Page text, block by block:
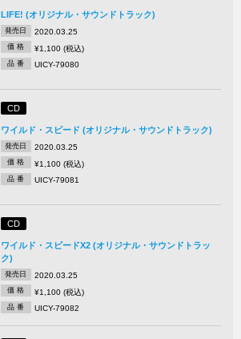
LIFE! (オリジナル・サウンドトラック)
発売日 2020.03.25
価 格 ¥1,100 (税込)
品 番 UICY-79080
CD
ワイルド・スピード (オリジナル・サウンドトラック)
発売日 2020.03.25
価 格 ¥1,100 (税込)
品 番 UICY-79081
CD
ワイルド・スピードX2 (オリジナル・サウンドトラッ
ク)
発売日 2020.03.25
価 格 ¥1,100 (税込)
品 番 UICY-79082